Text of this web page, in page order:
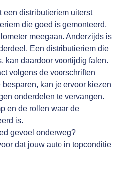
een distributieriem uiterst
die goed is gemonteerd,
meegaan. Anderzijds is
Een distributieriem die
kan daardoor voortijdig falen.
volgens de voorschriften
besparen, kan je ervoor kiezen
onderdelen te vervangen.
en de rollen waar de
is.
gevoel onderweg?
dat jouw auto in topconditie